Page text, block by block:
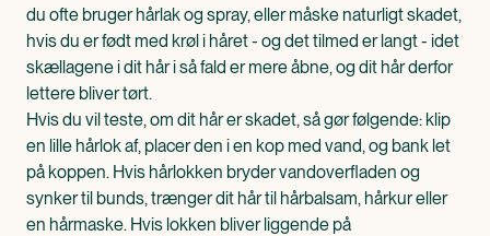
du ofte bruger hårlak og spray, eller måske naturligt skadet,
hvis du er født med krøl i håret - og det tilmed er langt - idet
skællagene i dit hår i så fald er mere åbne, og dit hår derfor
lettere bliver tørt.
Hvis du vil teste, om dit hår er skadet, så gør følgende: klip
en lille hårlok af, placer den i en kop med vand, og bank let
på koppen. Hvis hårlokken bryder vandoverfladen og
synker til bunds, trænger dit hår til hårbalsam, hårkur eller
en hårmaske. Hvis lokken bliver liggende på